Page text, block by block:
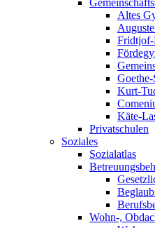
Altes
Fridtjof-
Kurt-
Käte-
Privatschulen
Soziales
Sozialatlas
Wohn-,